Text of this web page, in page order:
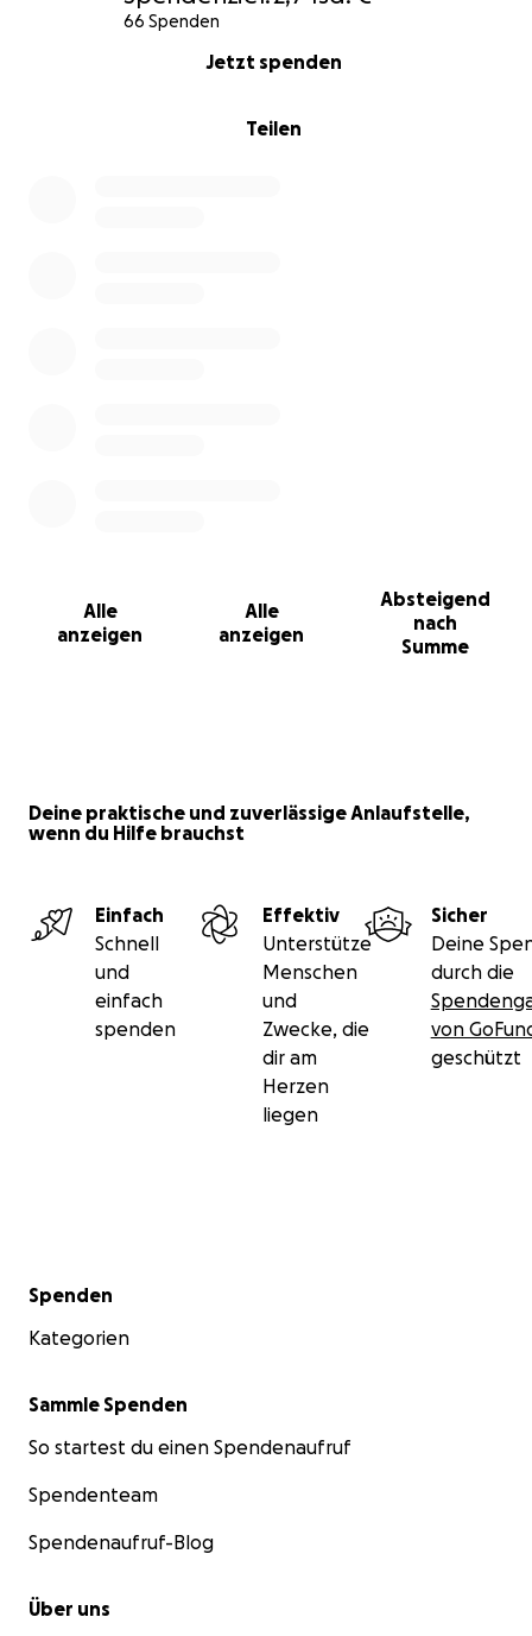
66 Spenden
Teilen
Jetzt spenden
Alle
anzeigen
Alle
anzeigen
Absteigend
nach
Summe
Deine praktische und zuverlässige Anlaufstelle,
wenn du Hilfe brauchst
Einfach
Schnell
und
einfach
spenden
Effektiv
Unterstütze
Menschen
und
Zwecke, die
dir am
Herzen
liegen
Sicher
Deine
durch die
von
geschützt
Sekundärmenü
Spenden
Kategorien
Sammle Spenden
So startest du einen Spendenaufruf
Spendenteam
Spendenaufruf-Blog
Über uns